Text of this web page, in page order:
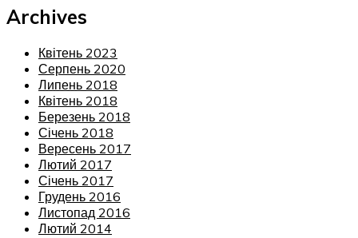
Archives
Квітень 2023
Серпень 2020
Липень 2018
Квітень 2018
Березень 2018
Січень 2018
Вересень 2017
Лютий 2017
Січень 2017
Грудень 2016
Листопад 2016
Лютий 2014